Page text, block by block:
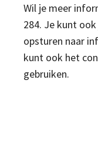
Wil je meer
284. Je kunt
opsturen naar
kunt ook het
gebruiken.